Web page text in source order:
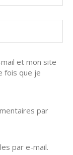
et mon site
fois que je
par
par e-mail.